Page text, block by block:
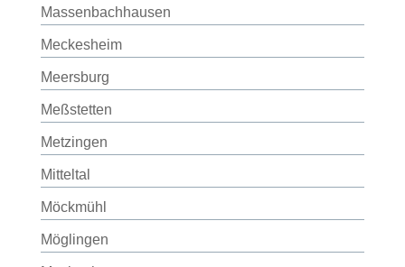
Massenbachhausen
Meckesheim
Meersburg
Meßstetten
Metzingen
Mitteltal
Möckmühl
Möglingen